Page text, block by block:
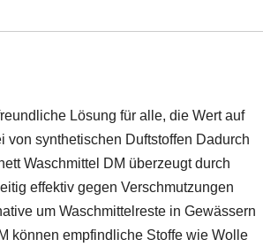
Lösung für alle, die Wert auf
von synthetischen Duftstoffen Dadurch
Waschmittel DM überzeugt durch
effektiv gegen Verschmutzungen
um Waschmittelreste in Gewässern
können empfindliche Stoffe wie Wolle